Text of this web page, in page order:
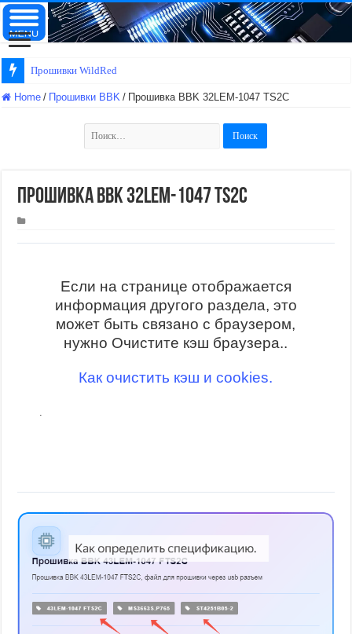
Прошивки WildRed
Home / Прошивки BBK / Прошивка BBK 32LEM-1047 TS2C
Найти:
Прошивка BBK 32LEM-1047 TS2C
Если на странице отображается
информация другого раздела, это
может быть связано с браузером,
нужно Очистите кэш браузера..
Как очистить кэш и cookies.
.